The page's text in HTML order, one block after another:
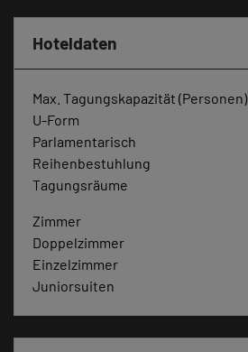
Hoteldaten
Max. Tagungskapazität (Personen)
U-Form
Parlamentarisch
Reihenbestuhlung
Tagungsräume
Zimmer
Doppelzimmer
Einzelzimmer
Juniorsuiten